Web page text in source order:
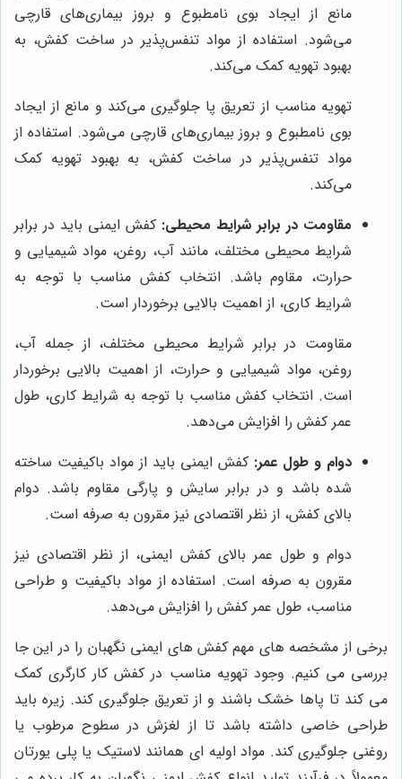
مانع از ایجاد بوی نامطبوع و بروز بیماری‌های قارچی
می‌شود. استفاده از مواد تنفس‌پذیر در ساخت کفش، به
بهبود تهویه کمک می‌کند.
تهویه مناسب از تعریق پا جلوگیری می‌کند و مانع از ایجاد
بوی نامطبوع و بروز بیماری‌های قارچی می‌شود. استفاده از
مواد تنفس‌پذیر در ساخت کفش، به بهبود تهویه کمک
می‌کند.
مقاومت در برابر شرایط محیطی: کفش ایمنی باید در برابر
شرایط محیطی مختلف، مانند آب، روغن، مواد شیمیایی و
حرارت، مقاوم باشد. انتخاب کفش مناسب با توجه به
شرایط کاری، از اهمیت بالایی برخوردار است.
مقاومت در برابر شرایط محیطی مختلف، از جمله آب،
روغن، مواد شیمیایی و حرارت، از اهمیت بالایی برخوردار
است. انتخاب کفش مناسب با توجه به شرایط کاری، طول
عمر کفش را افزایش می‌دهد.
دوام و طول عمر: کفش ایمنی باید از مواد باکیفیت ساخته
شده باشد و در برابر سایش و پارگی مقاوم باشد. دوام
بالای کفش، از نظر اقتصادی نیز مقرون به صرفه است.
دوام و طول عمر بالای کفش ایمنی، از نظر اقتصادی نیز
مقرون به صرفه است. استفاده از مواد باکیفیت و طراحی
مناسب، طول عمر کفش را افزایش می‌دهد.
برخی از مشخصه های مهم کفش های ایمنی نگهبان را در این جا
بررسی می کنیم. وجود تهویه مناسب در کفش کار کارگری کمک
می کند تا پاها خشک باشند و از تعریق جلوگیری کند. زیره باید
طراحی خاصی داشته باشد تا از لغزش در سطوح مرطوب یا
روغنی جلوگیری کند. مواد اولیه ای همانند لاستیک یا پلی یورتان